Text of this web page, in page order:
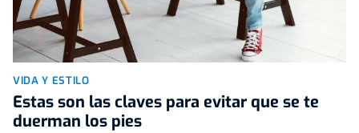
VIDA Y ESTILO
Estas son las claves para evitar que se te
duerman los pies